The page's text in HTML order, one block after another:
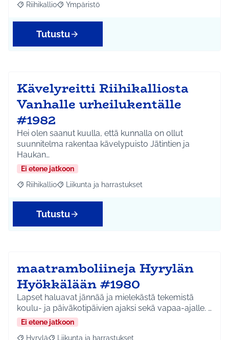
Rajaa tulokset aihepiirin mukaan: Riihikallio
Riihikallio Rajaa tulokset teeman mukaan: Ympäristö
Ympäristö
Tutustu
Kävelyreitti Riihikalliosta
Vanhalle urheilukentälle
#1982
Hei olen saanut kuulla, että kunnalla on ollut
suunnitelma rakentaa kävelypuisto Jätintien ja
Haukan…
Ei etene jatkoon
Rajaa tulokset aihepiirin mukaan: Riihikallio
Riihikallio Rajaa tulokset teeman mukaan: Liikunta ja
Liikunta ja harrastukset
Tutustu
maatramboliineja Hyrylän
Hyökkälään #1980
Lapset haluavat jännää ja mielekästä tekemistä
koulu- ja päiväkotipäivien ajaksi sekä vapaa-ajalle. …
Ei etene jatkoon
Hyrylä Liikunta ja harrastukset